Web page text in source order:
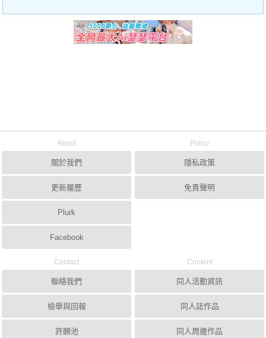
About
關於我們
更新履歷
Plurk
Facebook
Policy
隱私政策
免責聲明
Contact
聯絡我們
檢舉與回報
許願池
Content
同人活動資訊
同人誌作品
同人周邊作品